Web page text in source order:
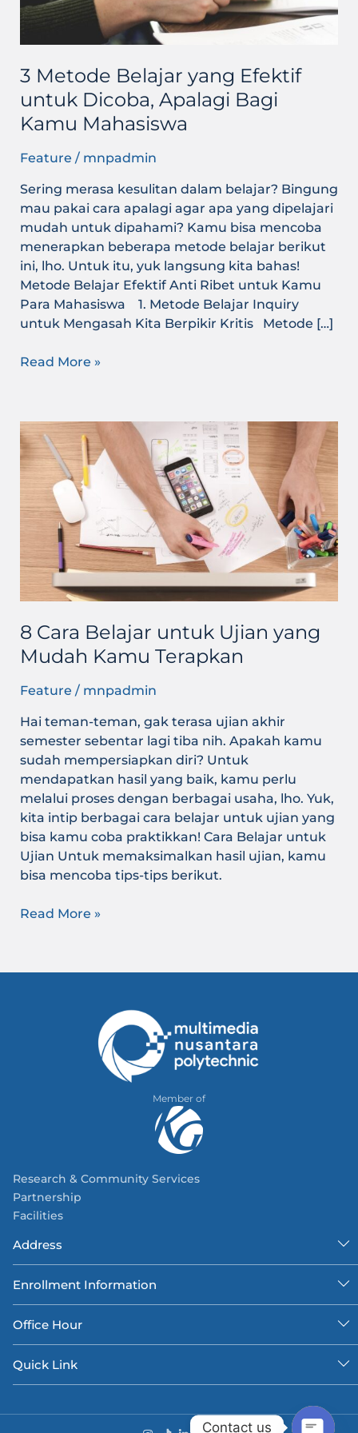
3 Metode Belajar yang Efektif
untuk Dicoba, Apalagi Bagi
Kamu Mahasiswa
Feature / mnpadmin
Sering merasa kesulitan dalam belajar? Bingung
mau pakai cara apalagi agar apa yang dipelajari
mudah untuk dipahami? Kamu bisa mencoba
menerapkan beberapa metode belajar berikut
ini, lho. Untuk itu, yuk langsung kita bahas!
Metode Belajar Efektif Anti Ribet untuk Kamu
Para Mahasiswa 1. Metode Belajar Inquiry
untuk Mengasah Kita Berpikir Kritis Metode […]
Apalagi
Kamu
Mahasiswa
Read More »
8 Cara Belajar untuk Ujian yang
Mudah Kamu Terapkan
Feature / mnpadmin
Hai teman-teman, gak terasa ujian akhir
semester sebentar lagi tiba nih. Apakah kamu
sudah mempersiapkan diri? Untuk
mendapatkan hasil yang baik, kamu perlu
melalui proses dengan berbagai usaha, lho. Yuk,
kita intip berbagai cara belajar untuk ujian yang
bisa kamu coba praktikkan! Cara Belajar untuk
Ujian Untuk memaksimalkan hasil ujian, kamu
bisa mencoba tips-tips berikut.
8
Cara
Belajar
untuk
Ujian
yang
Mudah
Kamu
Terapkan
Read More »
Member of
Research & Community Services
Partnership
Facilities
Address
Enrollment Information
Office Hour
Quick Link
Contact us